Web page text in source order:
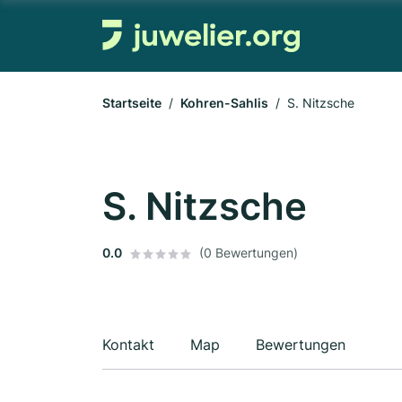
Startseite Kohren-Sahlis S. Nitzsche
S. Nitzsche
0.0 (0 Bewertungen)
Kontakt Map Bewertungen